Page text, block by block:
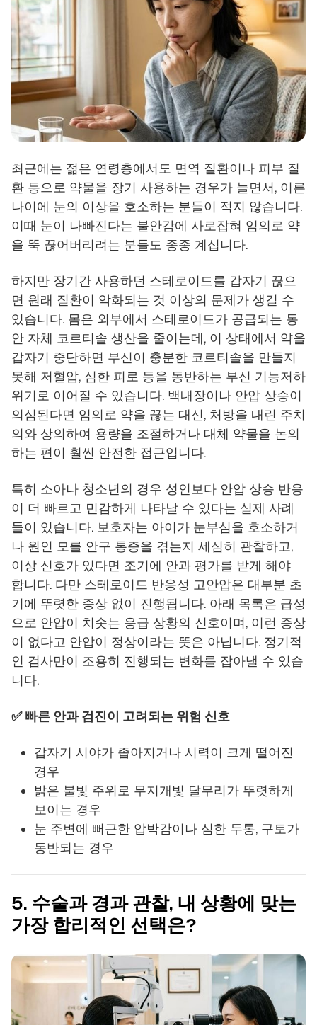
최근에는 젊은 연령층에서도 면역 질환이나 피부 질
환 등으로 약물을 장기 사용하는 경우가 늘면서, 이른
나이에 눈의 이상을 호소하는 분들이 적지 않습니다.
이때 눈이 나빠진다는 불안감에 사로잡혀 임의로 약
을 뚝 끊어버리려는 분들도 종종 계십니다.
하지만 장기간 사용하던 스테로이드를 갑자기 끊으
면 원래 질환이 악화되는 것 이상의 문제가 생길 수
있습니다. 몸은 외부에서 스테로이드가 공급되는 동
안 자체 코르티솔 생산을 줄이는데, 이 상태에서 약을
갑자기 중단하면 부신이 충분한 코르티솔을 만들지
못해 저혈압, 심한 피로 등을 동반하는 부신 기능저하
위기로 이어질 수 있습니다. 백내장이나 안압 상승이
의심된다면 임의로 약을 끊는 대신, 처방을 내린 주치
의와 상의하여 용량을 조절하거나 대체 약물을 논의
하는 편이 훨씬 안전한 접근입니다.
특히 소아나 청소년의 경우 성인보다 안압 상승 반응
이 더 빠르고 민감하게 나타날 수 있다는 실제 사례
들이 있습니다. 보호자는 아이가 눈부심을 호소하거
나 원인 모를 안구 통증을 겪는지 세심히 관찰하고,
이상 신호가 있다면 조기에 안과 평가를 받게 해야
합니다. 다만 스테로이드 반응성 고안압은 대부분 초
기에 뚜렷한 증상 없이 진행됩니다. 아래 목록은 급성
으로 안압이 치솟는 응급 상황의 신호이며, 이런 증상
이 없다고 안압이 정상이라는 뜻은 아닙니다. 정기적
인 검사만이 조용히 진행되는 변화를 잡아낼 수 있습
니다.
✅ 빠른 안과 검진이 고려되는 위험 신호
갑자기 시야가 좁아지거나 시력이 크게 떨어진
경우
밝은 불빛 주위로 무지개빛 달무리가 뚜렷하게
보이는 경우
눈 주변에 뻐근한 압박감이나 심한 두통, 구토가
동반되는 경우
5. 수술과 경과 관찰, 내 상황에 맞는
가장 합리적인 선택은?